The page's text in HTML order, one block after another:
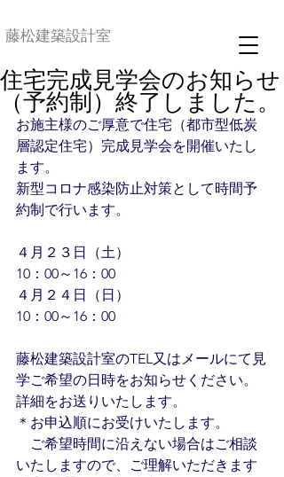
藤松建築設計室
住宅完成見学会のお知らせ
（予約制）終了しました。
お施主様のご厚意で住宅（都市型低炭
層認定住宅）完成見学会を開催いたし
ます。
新型コロナ感染防止対策として時間予
約制で行います。
４月２３日（土）
10：00～16：00
４月２４日（日）
10：00～16：00
藤松建築設計室のTEL又はメールにて見
学ご希望の日時をお知らせください。
詳細をお送りいたします。
＊お申込順にお受けいたします。
ご希望時間に沿えない場合はご相談
いたしますので、ご理解いただきます